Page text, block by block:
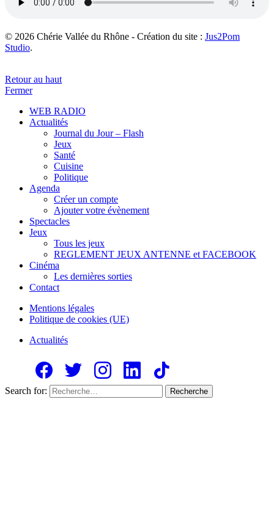
© 2026 Chérie Vallée du Rhône - Création du site : Jus2Pom
Studio.
Retour au haut
Fermer
WEB RADIO
Actualités
Journal du Jour – Flash
Jeux
Santé
Cuisine
Politique
Agenda
Créer un compte
Ajouter votre évènement
Spectacles
Jeux
Tous les jeux
REGLEMENT JEUX ANTENNE et FACEBOOK
Cinéma
Les dernières sorties
Contact
Mentions légales
Politique de cookies (UE)
Actualités
Search for: Recherche